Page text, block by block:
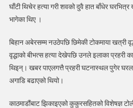
घाँटी थिचेर हत्या गरी शवको दुवै हात बाँधेर
भागेका थिए ।
बिहान अबेरसम्म नउठेपछि छिमेकी टोकमाया खत्री
वृद्धाको बीभत्स हत्या देखेपछि उनले इलाका प्रहरी
थिइन्। खबर पाएलगत्तै प्रहरी घटनास्थल पुगेर
अगाडि बढाएको थियो।
काठमाडौंबाट झिकाइएको कुकुरसहितको विशेषज्ञ